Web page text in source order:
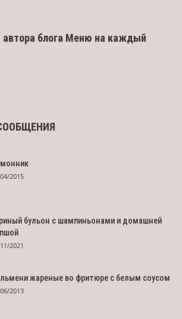
автора блога Меню на каждый
2015
бульон с шампиньонами и домашней
2021
жареные во фритюре с белым соусом
2013